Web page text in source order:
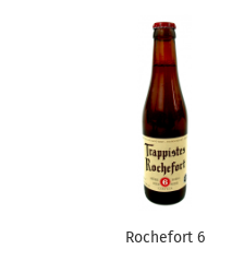
Rochefort 6